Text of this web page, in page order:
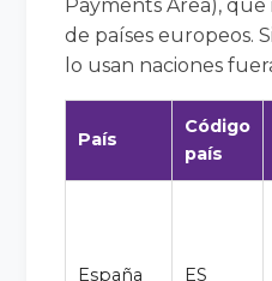
Payments Area),
de países europeos.
lo usan naciones
País
Código
país
España ES